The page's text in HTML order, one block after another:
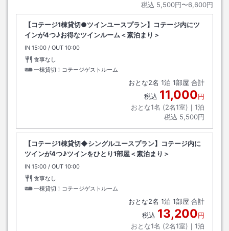
税込 5,500円〜6,600円
【コテージ1棟貸切●ツインユースプラン】コテージ内にツ
インが4つ♪お得なツインルーム＜素泊まり＞
IN チェックイン
15:00 / OUT チェックアウト
10:00
食事なし
一棟貸切！コテージゲストルーム
おとな2名 1泊 1部屋 合計
税込 11,000円
おとな1名 (2名1室)｜ 1泊
税込 5,500円
【コテージ1棟貸切◆シングルユースプラン】コテージ内に
ツインが4つ♪ツインをひとり1部屋＜素泊まり＞
IN チェックイン
15:00 / OUT チェックアウト
10:00
食事なし
一棟貸切！コテージゲストルーム
おとな2名 1泊 1部屋 合計
税込 13,200円
おとな1名 (2名1室)｜ 1泊